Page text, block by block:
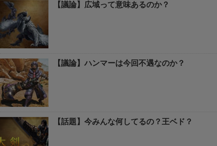
【議論】広域って意味あるのか？
【議論】ハンマーは今回不遇なのか？
【話題】今みんな何してるの？王ベド？